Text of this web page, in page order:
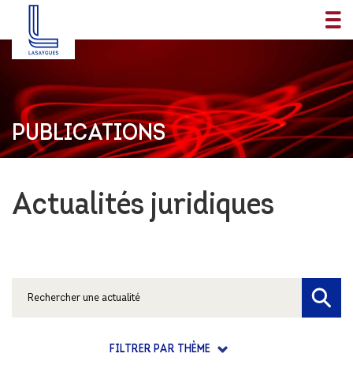
PUBLICATIONS
Actualités juridiques
FILTRER PAR THÈME